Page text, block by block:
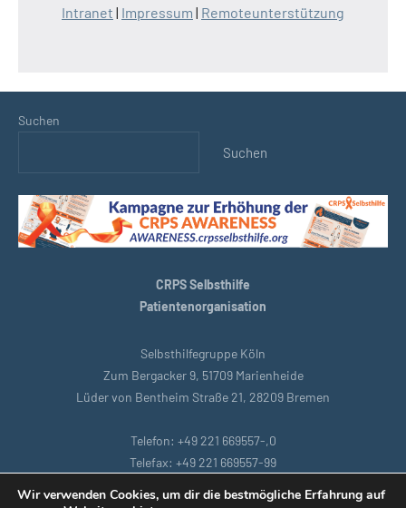
Intranet | Impressum | Remoteunterstützung
Suchen
Suchen
CRPS Selbsthilfe
Patientenorganisation
Selbsthilfegruppe Köln
Zum Bergacker 9, 51709 Marienheide
Lüder von Bentheim Straße 21, 28209 Bremen
Telefon: +49 221 669557-,0
Telefax: +49 221 669557-99
Wir verwenden Cookies, um dir die bestmögliche Erfahrung auf